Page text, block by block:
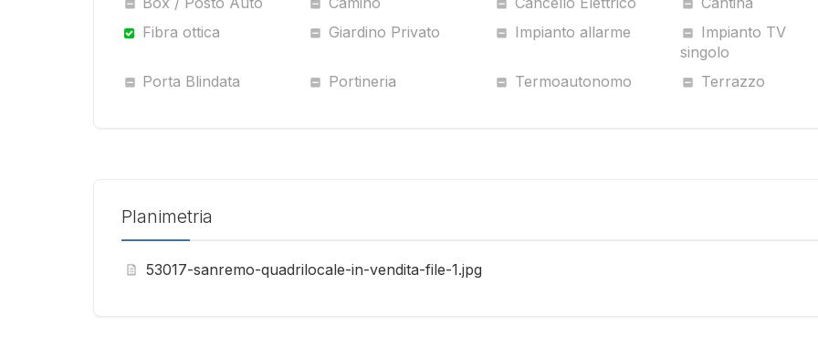
Fibra ottica
Giardino Privato Impianto allarme
Impianto TV
singolo
Porta Blindata
Portineria Termoautonomo Terrazzo
Planimetria
53017-sanremo-quadrilocale-in-vendita-file-1.jpg